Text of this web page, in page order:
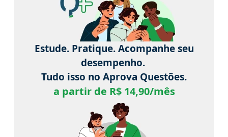
Estude. Pratique. Acompanhe seu
desempenho.
Tudo isso no Aprova Questões.
a partir de R$ 14,90/mês